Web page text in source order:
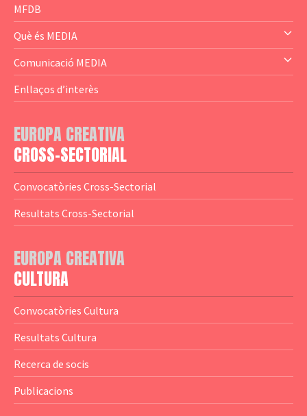
— Business Cluster
— Audience Cluster
— Altres
MFDB
Què és MEDIA
— El subprograma MEDIA
— Agència Executiva
— Logotips
Comunicació MEDIA
— Estrenes a Catalunya
— Notícies
— Guies MEDIA
— Altres Guies
— Presentacions
— Estudis
— Anuaris
— Catàlegs
— Estadístiques
Enllaços d’interès
EUROPA CREATIVA
CROSS-SECTORIAL
Convocatòries Cross-Sectorial
Resultats Cross-Sectorial
EUROPA CREATIVA
CULTURA
Convocatòries Cultura
Resultats Cultura
Recerca de socis
Publicacions